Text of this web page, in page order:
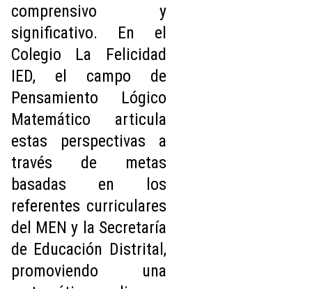
comprensivo y
significativo. En el
Colegio La Felicidad
IED, el campo de
Pensamiento Lógico
Matemático articula
estas perspectivas a
través de metas
basadas en los
referentes curriculares
del MEN y la Secretaría
de Educación Distrital,
promoviendo una